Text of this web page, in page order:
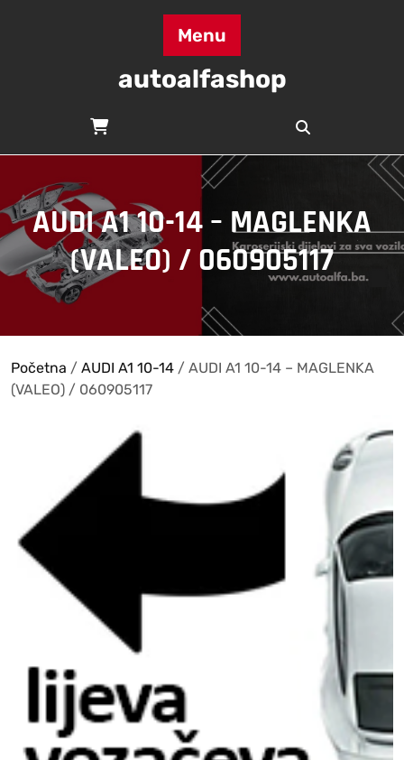
Menu
autoalfashop
AUDI A1 10-14 – MAGLENKA
(VALEO) / 060905117
Početna / AUDI A1 10-14 / AUDI A1 10-14 – MAGLENKA
(VALEO) / 060905117